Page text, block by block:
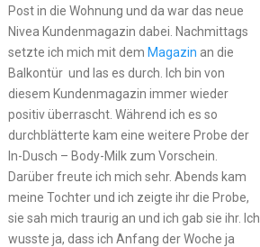
Post in die Wohnung und da war das neue
Nivea Kundenmagazin dabei. Nachmittags
setzte ich mich mit dem Magazin an die
Balkontür und las es durch. Ich bin von
diesem Kundenmagazin immer wieder
positiv überrascht. Während ich es so
durchblätterte kam eine weitere Probe der
In-Dusch – Body-Milk zum Vorschein.
Darüber freute ich mich sehr. Abends kam
meine Tochter und ich zeigte ihr die Probe,
sie sah mich traurig an und ich gab sie ihr. Ich
wusste ja, dass ich Anfang der Woche ja